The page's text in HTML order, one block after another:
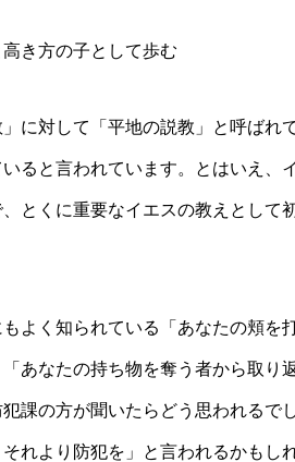
き方の子として歩む
に対して「平地の説教」と呼ばれ
ると言われています。とはいえ、
とくに重要なイエスの教えとして
よく知られている「あなたの頬を
あなたの持ち物を奪う者から取り
課の方が聞いたらどう思われるで
れより防犯を」と言われるかもし